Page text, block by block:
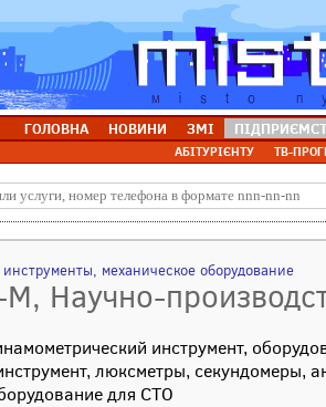
ГОЛОВНА НОВИНИ ЗМІ
АБІТУРІЄНТУ ТВ-
инструменты, механическое оборудование
М, Научно-
инструмент,
люксметры, секундомеры,
для СТО